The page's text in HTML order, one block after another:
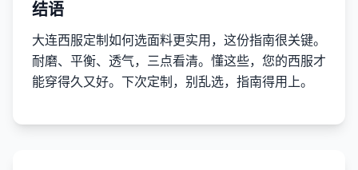
结语
大连西服定制如何选面料更实用，这份指南很关键。
耐磨、平衡、透气，三点看清。懂这些，您的西服才
能穿得久又好。下次定制，别乱选，指南得用上。